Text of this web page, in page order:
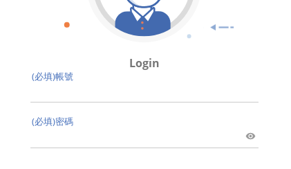
Login
(必填)帳號
(必填)密碼